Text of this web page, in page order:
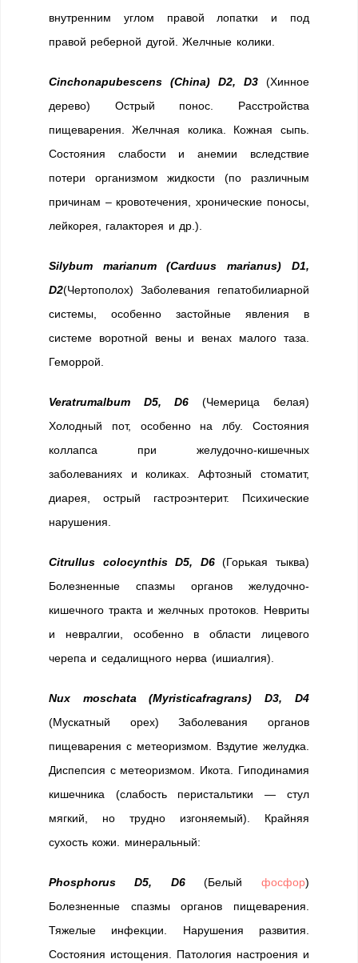
внутренним углом правой лопатки и под
правой реберной дугой. Желчные колики.
Cinchonapubescens (China) D2, D3 (Хинное
дерево) Острый понос. Расстройства
пищеварения. Желчная колика. Кожная сыпь.
Состояния слабости и анемии вследствие
потери организмом жидкости (по различным
причинам – кровотечения, хронические поносы,
лейкорея, галакторея и др.).
Silybum marianum (Carduus marianus) D1,
D2(Чертополох) Заболевания гепатобилиарной
системы, особенно застойные явления в
системе воротной вены и венах малого таза.
Геморрой.
Veratrumalbum D5, D6(Чемерица белая)
Холодный пот, особенно на лбу. Состояния
коллапса при желудочно-кишечных
заболеваниях и коликах. Афтозный стоматит,
диарея, острый гастроэнтерит. Психические
нарушения.
Citrullus colocynthis D5, D6(Горькая тыква)
Болезненные спазмы органов желудочно-
кишечного тракта и желчных протоков. Невриты
и невралгии, особенно в области лицевого
черепа и седалищного нерва (ишиалгия).
Nux moschata (Myristicafragrans) D3, D4
(Мускатный орех) Заболевания органов
пищеварения с метеоризмом. Вздутие желудка.
Диспепсия с метеоризмом. Икота. Гиподинамия
кишечника (слабость перистальтики — стул
мягкий, но трудно изгоняемый). Крайняя
сухость кожи. минеральный:
Phosphorus D5, D6 (Белый фосфор)
Болезненные спазмы органов пищеварения.
Тяжелые инфекции. Нарушения развития.
Состояния истощения. Патология настроения и